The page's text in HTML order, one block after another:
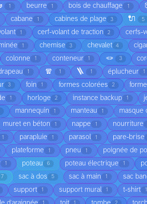
1 beurre 1 bois de chauffage 1
cabane 1 cabines de plage 3 🔌 5
1 cerf-volant de traction 2 cerfs-
1 chemise 3 chevalet 4
colonne 1 conteneur 1 🪢 3
1 🧣 1 🪜 1 éplucheur 1
3 foin 1 formes colorées 2
1 horloge 2 instance backup 1
mannequin 1 manteau 1 masque
muret en béton 1 nappe 1 nourriture
1 parapluie 1 parasol 1 pare-brise
plateforme 1 pneu 1 poignée de
1 poteau 6 poteau électrique 1
7 sac à dos 5 sac à main 1 sac
support 1 support mural 1 t-shirt 1